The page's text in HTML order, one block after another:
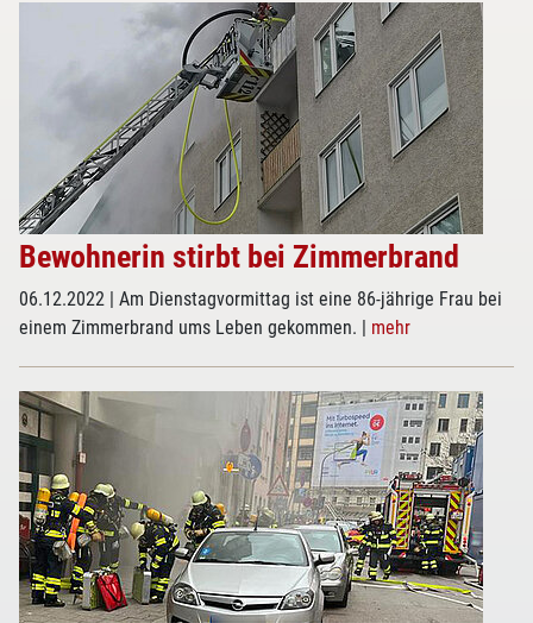
Bewohnerin stirbt bei Zimmerbrand
06.12.2022 | Am Dienstagvormittag ist eine 86-jährige Frau bei
einem Zimmerbrand ums Leben gekommen. | mehr